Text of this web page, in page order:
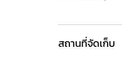
สถานที่จัดเก็บ